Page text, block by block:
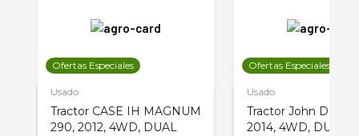
Ofertas Especiales
Usado
Tractor CASE IH MAGNUM
290, 2012, 4WD, DUAL
Ofertas Especiales
Usado
Tractor John Deere
2014, 4WD, DUAL